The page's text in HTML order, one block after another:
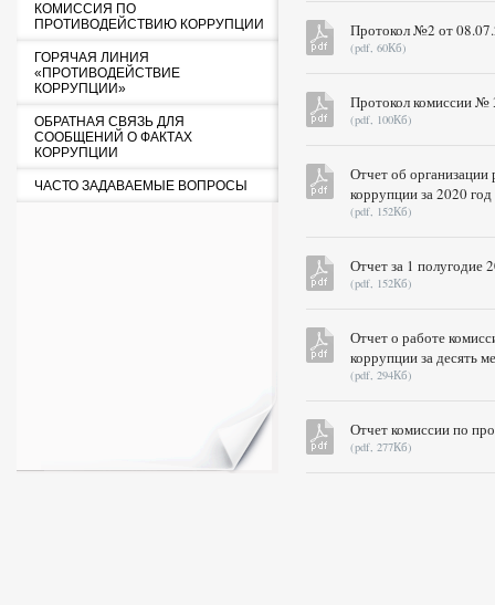
КОМИССИЯ ПО
ПРОТИВОДЕЙСТВИЮ КОРРУПЦИИ
ГОРЯЧАЯ ЛИНИЯ
«ПРОТИВОДЕЙСТВИЕ
КОРРУПЦИИ»
ОБРАТНАЯ СВЯЗЬ ДЛЯ
СООБЩЕНИЙ О ФАКТАХ
КОРРУПЦИИ
ЧАСТО ЗАДАВАЕМЫЕ ВОПРОСЫ
Протокол №2 от
(pdf, 60Кб)
Протокол комиссии №
(pdf, 100Кб)
Отчет об
коррупции за 2020 год
(pdf, 152Кб)
Отчет за 1 полугодие
(pdf, 152Кб)
Отчет о работе
коррупции за десять
(pdf, 294Кб)
Отчет комиссии по
(pdf, 277Кб)